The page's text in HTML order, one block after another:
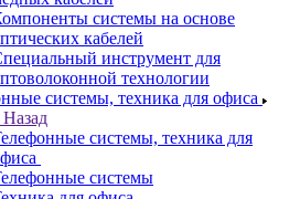
системы на основе
кабелей
инструмент для
технологии
системы, техника для офиса
Назад
системы, техника для
системы